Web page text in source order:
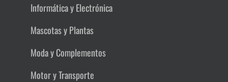
Informática y Electrónica
Mascotas y Plantas
Moda y Complementos
Motor y Transporte